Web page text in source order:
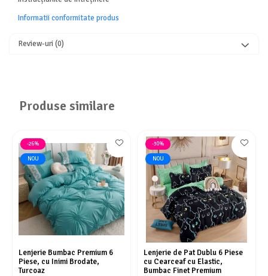
Informatii conformitate produs
Review-uri(0)
Produse similare
-26%
NOU
Lenjerie Bumbac Premium 6
Piese, cu Inimi Brodate,
Turcoaz
-30%
NOU
Lenjerie de Pat Dublu 6 Piese
cu Cearceaf cu Elastic,
Bumbac Finet Premium